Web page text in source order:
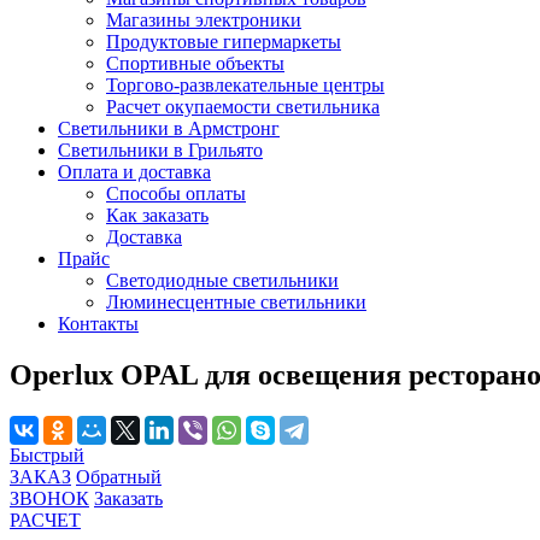
Магазины электроники
Продуктовые гипермаркеты
Спортивные объекты
Торгово-развлекательные центры
Расчет окупаемости светильника
Светильники в Армстронг
Светильники в Грильято
Оплата и доставка
Способы оплаты
Как заказать
Доставка
Прайс
Светодиодные светильники
Люминесцентные светильники
Контакты
Operlux OPAL для освещения
Быстрый
ЗАКАЗ Обратный
ЗВОНОК Заказать
РАСЧЕТ